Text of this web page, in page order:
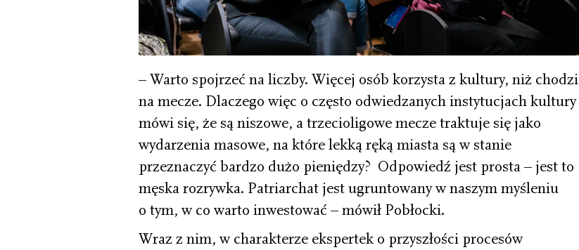
– Warto spojrzeć na liczby. Więcej osób korzysta z kultury, niż chodzi
na mecze. Dlaczego więc o często odwiedzanych instytucjach kultury
mówi się, że są niszowe, a trzecioligowe mecze traktuje się jako
wydarzenia masowe, na które lekką ręką miasta są w stanie
przeznaczyć bardzo dużo pieniędzy? Odpowiedź jest prosta – jest to
męska rozrywka. Patriarchat jest ugruntowany w naszym myśleniu
o tym, w co warto inwestować – mówił Pobłocki.
Wraz z nim, w charakterze ekspertek o przyszłości procesów